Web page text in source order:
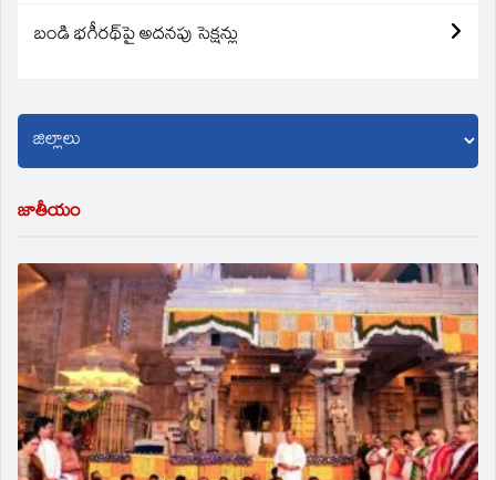
బండి భగీరథ్‌పై అదనపు సెక్షన్లు
జాతీయం